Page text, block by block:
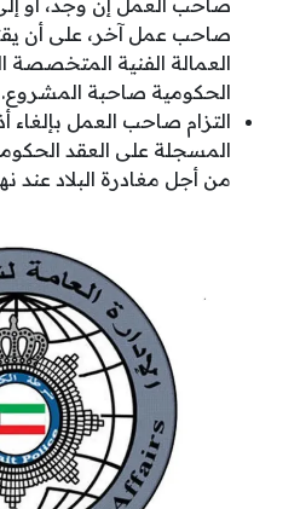
صاحب عمل آخر، على أن
العمالة الفنية المتخصصة
الحكومية صاحبة المشروع.
التزام صاحب العمل بإلغاء
المسجلة على العقد
من أجل مغادرة البلاد عند